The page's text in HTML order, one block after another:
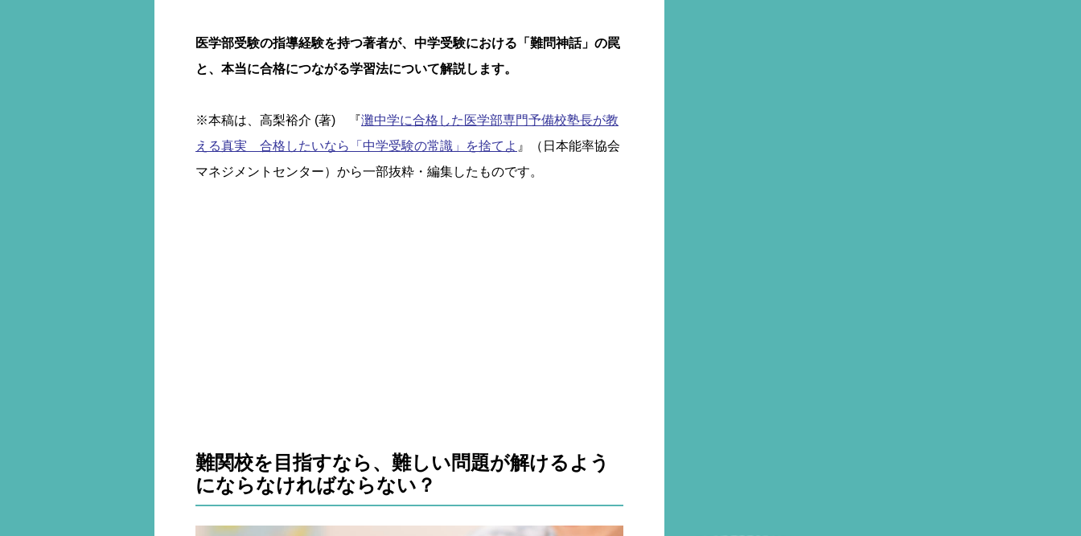
医学部受験の指導経験を持つ著者が、中学受験における「難問神話」の罠
と、本当に合格につながる学習法について解説します。
※本稿は、高梨裕介 (著) 『灘中学に合格した医学部専門予備校塾長が教
える真実 合格したいなら「中学受験の常識」を捨てよ 』（日本能率協会
マネジメントセンター）から一部抜粋・編集したものです。
難関校を目指すなら、難しい問題が解けるよう
にならなければならない？